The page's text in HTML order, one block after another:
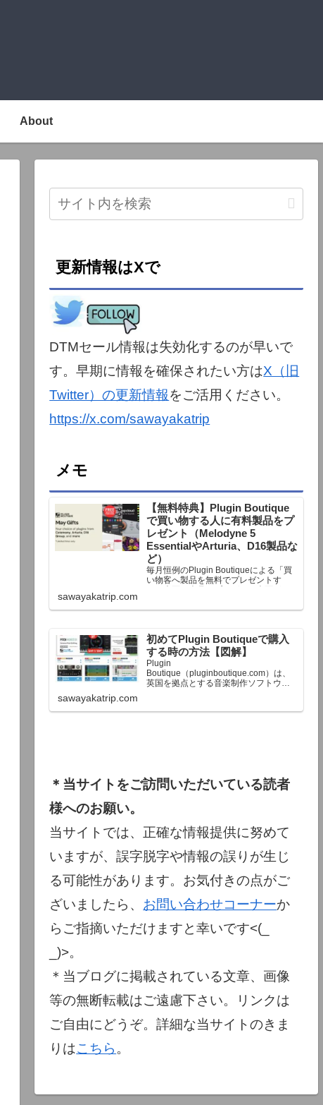
About
更新情報はXで
DTMセール情報は失効化するのが早いで
す。早期に情報を確保されたい方はX（旧
Twitter）の更新情報をご活用ください。
https://x.com/sawayakatrip
メモ
【無料特典】Plugin Boutique
で買い物する人に有料製品をプ
レゼント（Melodyne 5
EssentialやArturia、D16製品な
ど）
毎月恒例のPlugin Boutiqueによる「買
い物客へ製品を無料でプレゼントす
る」企画。今月もプレゼント企画が用
定額以上のお金を出して何かを購入す
終了予定日：日本時間：6/1（月…
sawayakatrip.com
初めてPlugin Boutiqueで購入
する時の方法【図解】
Plugin
Boutique（pluginboutique.com）は、
英国を拠点とする音楽制作ソフトウェ
で、世界中のミュージシャンに利用さ
sawayakatrip.com
＊当サイトをご訪問いただいている読者
様へのお願い。
当サイトでは、正確な情報提供に努めて
いますが、誤字脱字や情報の誤りが生じ
る可能性があります。お気付きの点がご
ざいましたら、 お問い合わせコーナーか
らご指摘いただけますと幸いです<(_
_)>。
＊当ブログに掲載されている文章、画像
等の無断転載はご遠慮下さい。リンクは
ご自由にどうぞ。詳細な当サイトのきま
りはこちら 。